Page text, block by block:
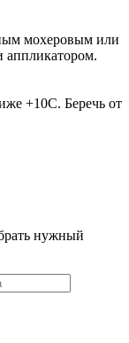
мохеровым или
аппликатором.
+10С. Беречь от
нужный